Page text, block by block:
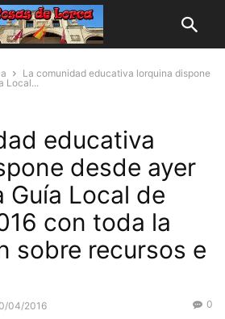
La comunidad educativa lorquina dispone
Local...
educativa
desde ayer
Guía Local de
con toda la
sobre recursos e
04/2016 0